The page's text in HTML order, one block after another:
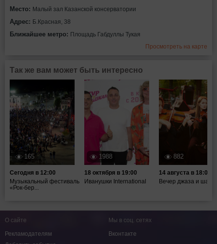
Место: Малый зал Казанской консерватории
Адрес: Б.Красная, 38
Ближайшее метро: Площадь Габдуллы Тукая
Просмотреть на карте
Так же вам может быть интересно
165
Сегодня в 12:00
Музыкальный фестиваль
«Рок-бер...
1988
18 октября в 19:00
Иванушки International
882
14 августа в 18:00
Вечер джаза и
О сайте
Рекламодателям
Мы в соц. сетях
Вконтакте